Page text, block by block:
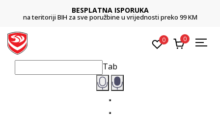
BESPLATNA ISPORUKA
na teritoriji BIH za sve poružbine u vrijednosti preko 99 KM
0 0
Tab